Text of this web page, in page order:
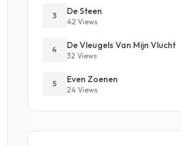
3 De Steen
42 Views
4 De Vleugels Van Mijn Vlucht
32 Views
5 Even Zoenen
24 Views